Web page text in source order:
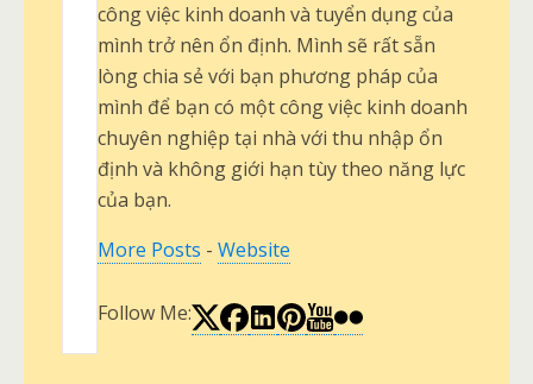
công việc kinh doanh và tuyển dụng của
mình trở nên ổn định. Mình sẽ rất sẵn
lòng chia sẻ với bạn phương pháp của
mình để bạn có một công việc kinh doanh
chuyên nghiệp tại nhà với thu nhập ổn
định và không giới hạn tùy theo năng lực
của bạn.
More Posts -Website
Follow Me: